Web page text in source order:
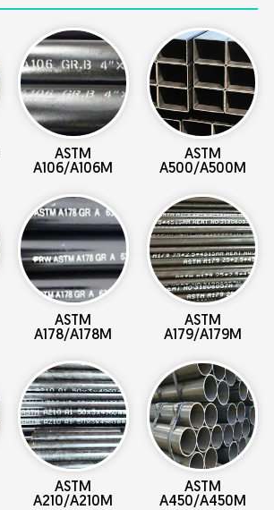
ASTM
A106/A106M
ASTM
A500/A500M
ASTM
A178/A178M
ASTM
A179/A179M
ASTM
A210/A210M
ASTM
A450/A450M